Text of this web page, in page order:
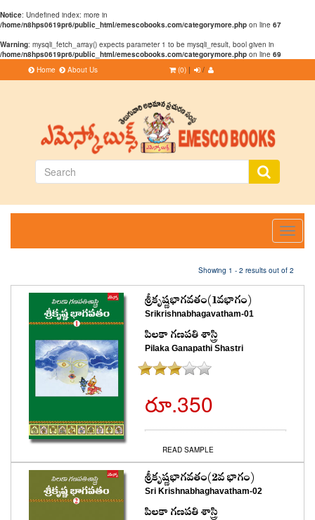
Notice: Undefined index: more in
/home/n8hps0619pr6/public_html/emescobooks.com/categorymore.php on line 67
Warning: mysqli_fetch_array() expects parameter 1 to be mysqli_result, bool given in
/home/n8hps0619pr6/public_html/emescobooks.com/categorymore.php on line 69
Home
About Us (0) | /
Toggle
Showing 1 - 2 results out of 2
శ్రీకృష్ణభాగవతం(1వభాగం)
Srikrishnabhagavatham-01
పిలకా గణపతి శాస్త్రి
Pilaka Ganapathi Shastri
రూ.350
READ SAMPLE
శ్రీకృష్ణభాగవతం(2వ భాగం)
Sri Krishnabhaghavatham-02
పిలకా గణపతి శాస్త్రి